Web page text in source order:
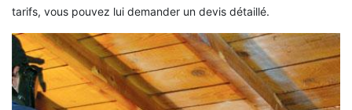
tarifs, vous pouvez lui demander un devis détaillé.